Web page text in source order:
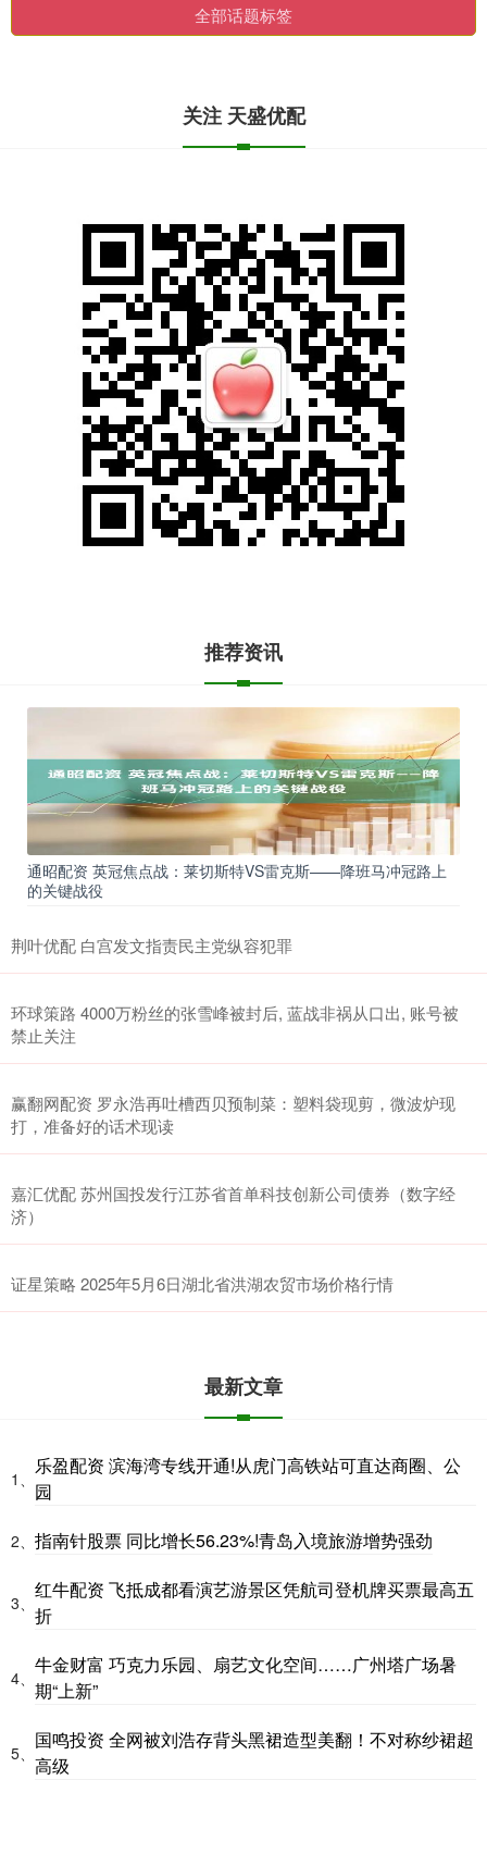
全部话题标签
关注 天盛优配
推荐资讯
通昭配资 英冠焦点战：莱切斯特VS雷克斯——降班马冲冠路上
的关键战役
荆叶优配 白宫发文指责民主党纵容犯罪
环球策路 4000万粉丝的张雪峰被封后, 蓝战非祸从口出, 账号被
禁止关注
赢翻网配资 罗永浩再吐槽西贝预制菜：塑料袋现剪，微波炉现
打，准备好的话术现读
嘉汇优配 苏州国投发行江苏省首单科技创新公司债券（数字经
济）
证星策略 2025年5月6日湖北省洪湖农贸市场价格行情
最新文章
1、
乐盈配资 滨海湾专线开通!从虎门高铁站可直达商圈、公
园
2、 指南针股票 同比增长56.23%!青岛入境旅游增势强劲
3、
红牛配资 飞抵成都看演艺游景区凭航司登机牌买票最高五
折
4、
牛金财富 巧克力乐园、扇艺文化空间……广州塔广场暑
期“上新”
5、
国鸣投资 全网被刘浩存背头黑裙造型美翻！不对称纱裙超
高级